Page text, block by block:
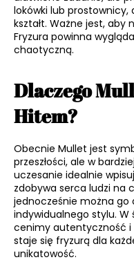
lokówki lub
kształt. Ważne jest, aby
Fryzura powinna
chaotyczną.
Dlaczego
Hitem?
Obecnie Mullet jest
przeszłości, ale w
uczesanie idealnie
zdobywa serca ludzi na
jednocześnie można go
indywidualnego stylu. W
cenimy autentyczność i
staje się fryzurą dla
unikatowość.